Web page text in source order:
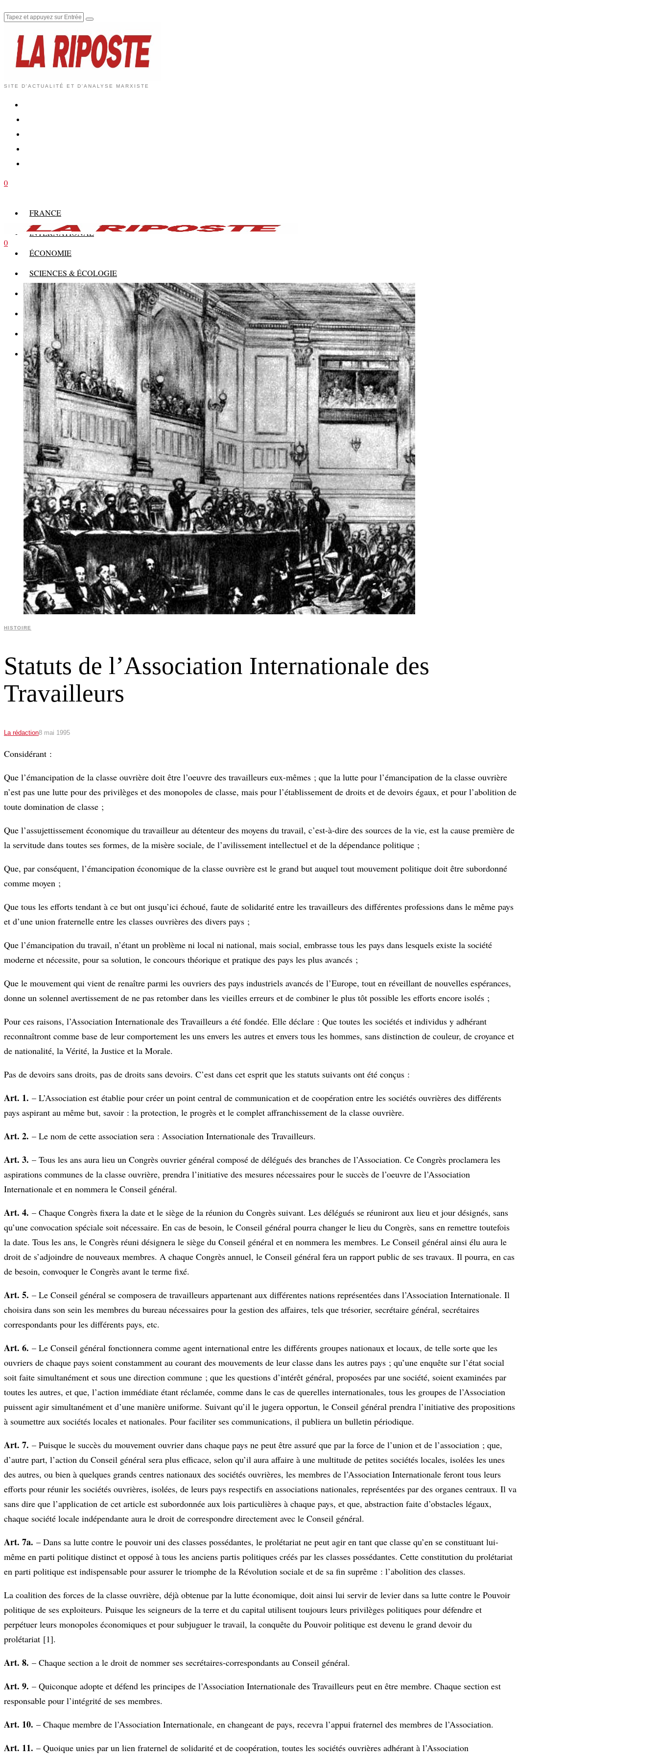
SITE D'ACTUALITÉ ET D'ANALYSE MARXISTE
0
FRANCE
INTERNATIONAL
ÉCONOMIE
SCIENCES & ÉCOLOGIE
HISTOIRE
THÉORIE
CULTURE
MULTIMÉDIAS
0
HISTOIRE
Statuts de l’Association Internationale des
Travailleurs
La rédaction8 mai 1995
Considérant :
Que l’émancipation de la classe ouvrière doit être l’oeuvre des travailleurs eux-mêmes ; que la lutte pour l’émancipation de la classe ouvrière
n’est pas une lutte pour des privilèges et des monopoles de classe, mais pour l’établissement de droits et de devoirs égaux, et pour l’abolition de
toute domination de classe ;
Que l’assujettissement économique du travailleur au détenteur des moyens du travail, c’est-à-dire des sources de la vie, est la cause première de
la servitude dans toutes ses formes, de la misère sociale, de l’avilissement intellectuel et de la dépendance politique ;
Que, par conséquent, l’émancipation économique de la classe ouvrière est le grand but auquel tout mouvement politique doit être subordonné
comme moyen ;
Que tous les efforts tendant à ce but ont jusqu’ici échoué, faute de solidarité entre les travailleurs des différentes professions dans le même pays
et d’une union fraternelle entre les classes ouvrières des divers pays ;
Que l’émancipation du travail, n’étant un problème ni local ni national, mais social, embrasse tous les pays dans lesquels existe la société
moderne et nécessite, pour sa solution, le concours théorique et pratique des pays les plus avancés ;
Que le mouvement qui vient de renaître parmi les ouvriers des pays industriels avancés de l’Europe, tout en réveillant de nouvelles espérances,
donne un solennel avertissement de ne pas retomber dans les vieilles erreurs et de combiner le plus tôt possible les efforts encore isolés ;
Pour ces raisons, l’Association Internationale des Travailleurs a été fondée. Elle déclare : Que toutes les sociétés et individus y adhérant
reconnaîtront comme base de leur comportement les uns envers les autres et envers tous les hommes, sans distinction de couleur, de croyance et
de nationalité, la Vérité, la Justice et la Morale.
Pas de devoirs sans droits, pas de droits sans devoirs. C’est dans cet esprit que les statuts suivants ont été conçus :
Art. 1. – L’Association est établie pour créer un point central de communication et de coopération entre les sociétés ouvrières des différents
pays aspirant au même but, savoir : la protection, le progrès et le complet affranchissement de la classe ouvrière.
Art. 2. – Le nom de cette association sera : Association Internationale des Travailleurs.
Art. 3. – Tous les ans aura lieu un Congrès ouvrier général composé de délégués des branches de l’Association. Ce Congrès proclamera les
aspirations communes de la classe ouvrière, prendra l’initiative des mesures nécessaires pour le succès de l’oeuvre de l’Association
Internationale et en nommera le Conseil général.
Art. 4. – Chaque Congrès fixera la date et le siège de la réunion du Congrès suivant. Les délégués se réuniront aux lieu et jour désignés, sans
qu’une convocation spéciale soit nécessaire. En cas de besoin, le Conseil général pourra changer le lieu du Congrès, sans en remettre toutefois
la date. Tous les ans, le Congrès réuni désignera le siège du Conseil général et en nommera les membres. Le Conseil général ainsi élu aura le
droit de s’adjoindre de nouveaux membres. A chaque Congrès annuel, le Conseil général fera un rapport public de ses travaux. Il pourra, en cas
de besoin, convoquer le Congrès avant le terme fixé.
Art. 5. – Le Conseil général se composera de travailleurs appartenant aux différentes nations représentées dans l’Association Internationale. Il
choisira dans son sein les membres du bureau nécessaires pour la gestion des affaires, tels que trésorier, secrétaire général, secrétaires
correspondants pour les différents pays, etc.
Art. 6. – Le Conseil général fonctionnera comme agent international entre les différents groupes nationaux et locaux, de telle sorte que les
ouvriers de chaque pays soient constamment au courant des mouvements de leur classe dans les autres pays ; qu’une enquête sur l’état social
soit faite simultanément et sous une direction commune ; que les questions d’intérêt général, proposées par une société, soient examinées par
toutes les autres, et que, l’action immédiate étant réclamée, comme dans le cas de querelles internationales, tous les groupes de l’Association
puissent agir simultanément et d’une manière uniforme. Suivant qu’il le jugera opportun, le Conseil général prendra l’initiative des propositions
à soumettre aux sociétés locales et nationales. Pour faciliter ses communications, il publiera un bulletin périodique.
Art. 7. – Puisque le succès du mouvement ouvrier dans chaque pays ne peut être assuré que par la force de l’union et de l’association ; que,
d’autre part, l’action du Conseil général sera plus efficace, selon qu’il aura affaire à une multitude de petites sociétés locales, isolées les unes
des autres, ou bien à quelques grands centres nationaux des sociétés ouvrières, les membres de l’Association Internationale feront tous leurs
efforts pour réunir les sociétés ouvrières, isolées, de leurs pays respectifs en associations nationales, représentées par des organes centraux. Il va
sans dire que l’application de cet article est subordonnée aux lois particulières à chaque pays, et que, abstraction faite d’obstacles légaux,
chaque société locale indépendante aura le droit de correspondre directement avec le Conseil général.
Art. 7a. – Dans sa lutte contre le pouvoir uni des classes possédantes, le prolétariat ne peut agir en tant que classe qu’en se constituant lui-
même en parti politique distinct et opposé à tous les anciens partis politiques créés par les classes possédantes. Cette constitution du prolétariat
en parti politique est indispensable pour assurer le triomphe de la Révolution sociale et de sa fin suprême : l’abolition des classes.
La coalition des forces de la classe ouvrière, déjà obtenue par la lutte économique, doit ainsi lui servir de levier dans sa lutte contre le Pouvoir
politique de ses exploiteurs. Puisque les seigneurs de la terre et du capital utilisent toujours leurs privilèges politiques pour défendre et
perpétuer leurs monopoles économiques et pour subjuguer le travail, la conquête du Pouvoir politique est devenu le grand devoir du
prolétariat [1].
Art. 8. – Chaque section a le droit de nommer ses secrétaires-correspondants au Conseil général.
Art. 9. – Quiconque adopte et défend les principes de l’Association Internationale des Travailleurs peut en être membre. Chaque section est
responsable pour l’intégrité de ses membres.
Art. 10. – Chaque membre de l’Association Internationale, en changeant de pays, recevra l’appui fraternel des membres de l’Association.
Art. 11. – Quoique unies par un lien fraternel de solidarité et de coopération, toutes les sociétés ouvrières adhérant à l’Association